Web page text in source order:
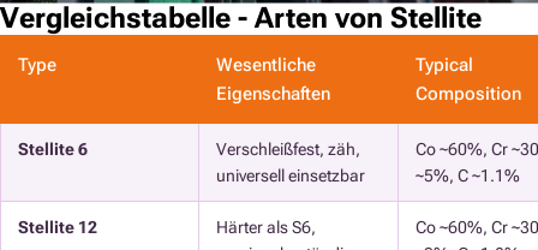
Vergleichstabelle - Arten von Stellite
Type
Wesentliche
Eigenschaften
Typical
Composition
Stellite 6
Verschleißfest, zäh,
universell einsetzbar
Co ~60%, Cr
~5%, C ~1.1%
Stellite 12
Härter als S6,
Co ~60%, Cr